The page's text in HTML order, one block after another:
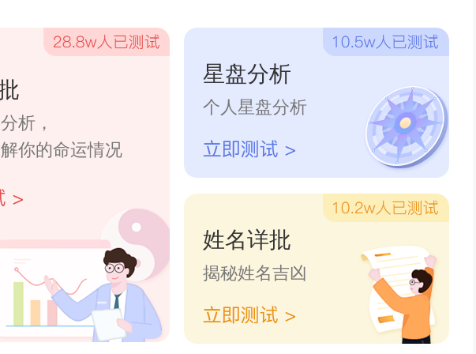
秋分、夏至、冬至前一天则为“四离
”也常被理解为百事皆不适合，即当
何活动特别合适。虽然这种日子并不多，
天、七月初七、七月十五、九月初九等特
节日里，就比较容易遇到。在这些日子
析，
你的命运情况
星盘分析
个人星盘分析
姓名详批
揭秘姓名吉凶